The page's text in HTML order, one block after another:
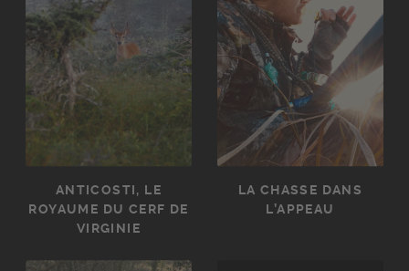
ANTICOSTI, LE
ROYAUME DU CERF DE
VIRGINIE
LA CHASSE DANS
L’APPEAU